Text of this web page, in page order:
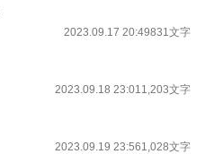
2023.09.17 20:49831文字
2023.09.18 23:011,203文字
2023.09.19 23:561,028文字